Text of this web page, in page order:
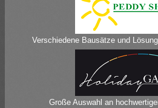
Verschiedene Bausätze und
Große Auswahl an